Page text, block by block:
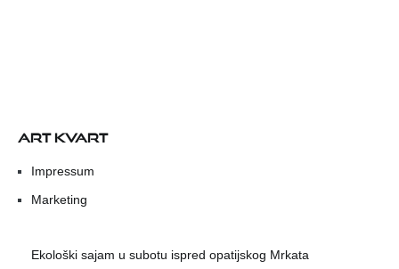
ART KVART
Impressum
Marketing
Ekološki sajam u subotu ispred opatijskog Mrkata